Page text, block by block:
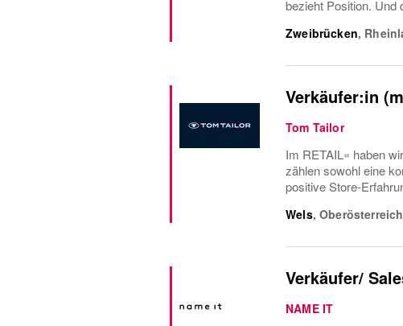
bezieht Position. Und
Zweibrücken,
Verkäufer:in
Tom Tailor
Im RETAIL« haben
zählen sowohl eine
positive Store-
Wels,Oberösterreich
Verkäufer/
NAME IT